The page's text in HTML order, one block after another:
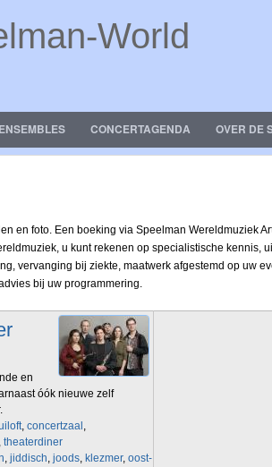
World
ENSEMBLES CONCERTAGENDA OVER DE
en foto. Een boeking via Speelman Wereldmuziek
u kunt rekenen op specialistische kennis,
vervanging bij ziekte, maatwerk afgestemd op uw
bij uw programmering.
en
óók nieuwe zelf
, concertzaal ,
theaterdiner
, jiddisch, joods, klezmer, oost-